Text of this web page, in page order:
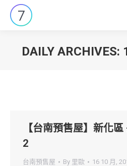
DAILY ARCHIVES:
【台南預售屋】新化
2
台南預售屋 By 里歐 16 10 月,